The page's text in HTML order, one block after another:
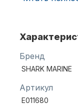
катеров
Бренд
SHARK MARINE
Артикул
E011680